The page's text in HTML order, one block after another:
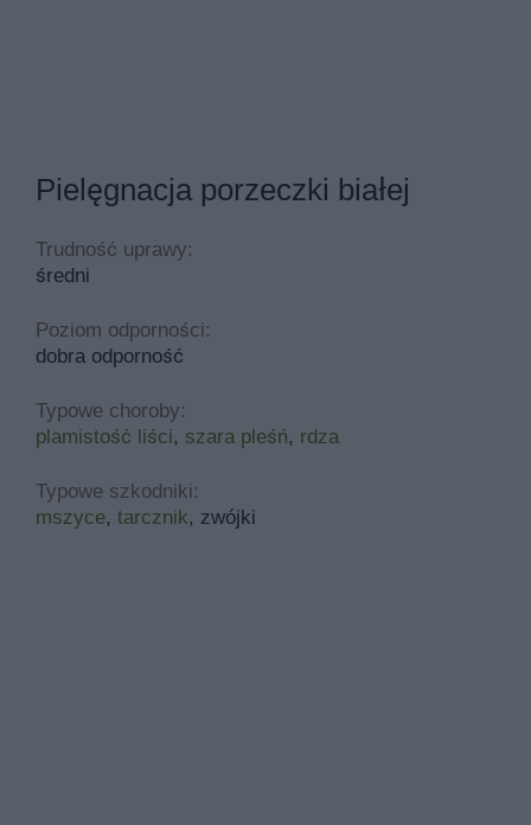
Pielęgnacja porzeczki białej
Trudność uprawy:
średni
Poziom odporności:
dobra odporność
Typowe choroby:
plamistość liści, szara pleśń, rdza
Typowe szkodniki:
mszyce, tarcznik, zwójki